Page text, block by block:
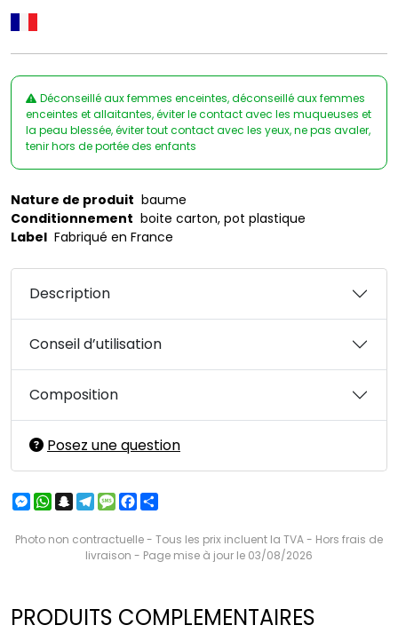
Déconseillé aux femmes enceintes, déconseillé aux femmes
enceintes et allaitantes, éviter le contact avec les muqueuses et
la peau blessée, éviter tout contact avec les yeux, ne pas avaler,
tenir hors de portée des enfants
Nature de produit baume
Conditionnement boite carton, pot plastique
Label Fabriqué en France
Description
Conseil d’utilisation
Composition
Posez une question
Messenger
WhatsApp
Snapchat
Telegram
MessageFacebook
Photo non contractuelle - Tous les prix incluent la TVA - Hors frais de
livraison - Page mise à jour le 03/08/2026
PRODUITS COMPLEMENTAIRES